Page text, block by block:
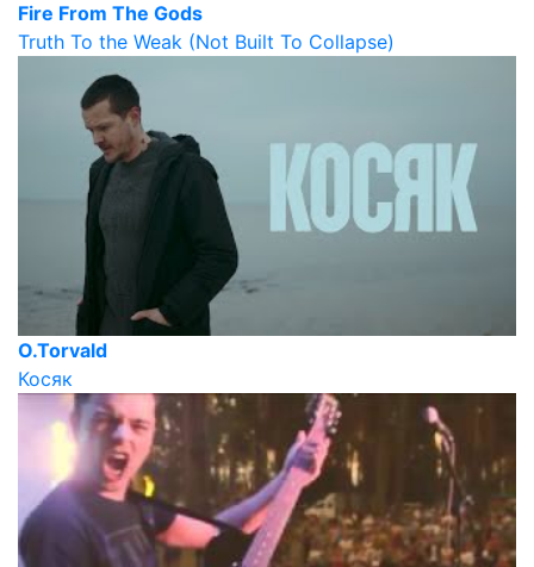
Fire From The Gods
Truth To the Weak (Not Built To Collapse)
O.Torvald
Косяк